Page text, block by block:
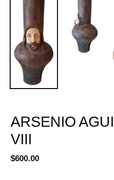
ARSENIO
VIII
Regular
$600.00